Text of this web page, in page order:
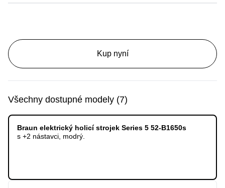
Kup nyní
Všechny dostupné modely (7)
Braun elektrický holicí strojek Series 5 52-B1650s
s +2 nástavci, modrý.